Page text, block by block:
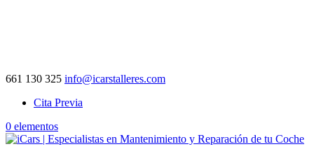
661 130 325 info@icarstalleres.com
Cita Previa
0 elementos